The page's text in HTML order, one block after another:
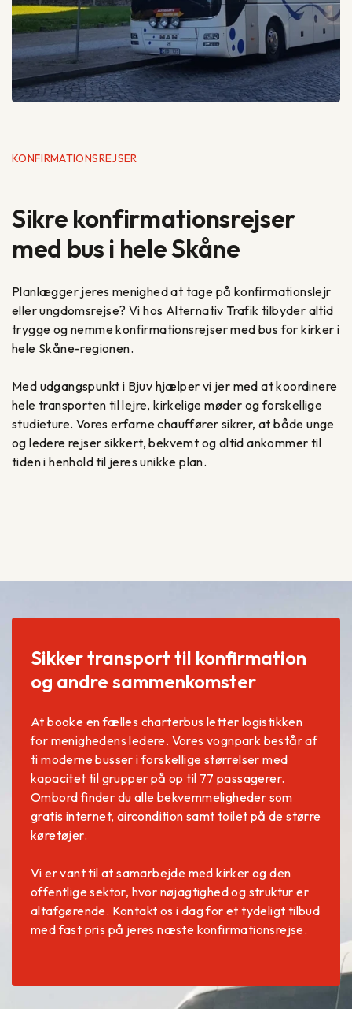
KONFIRMATIONSREJSER
Sikre konfirmationsrejser
med bus i hele Skåne
Planlægger jeres menighed at tage på konfirmationslejr
eller ungdomsrejse? Vi hos Alternativ Trafik tilbyder altid
trygge og nemme konfirmationsrejser med bus for kirker i
hele Skåne-regionen.
Med udgangspunkt i Bjuv hjælper vi jer med at koordinere
hele transporten til lejre, kirkelige møder og forskellige
studieture. Vores erfarne chauffører sikrer, at både unge
og ledere rejser sikkert, bekvemt og altid ankommer til
tiden i henhold til jeres unikke plan.
Sikker transport til konfirmation
og andre sammenkomster
At booke en fælles charterbus letter logistikken
for menighedens ledere. Vores vognpark består af
ti moderne busser i forskellige størrelser med
kapacitet til grupper på op til 77 passagerer.
Ombord finder du alle bekvemmeligheder som
gratis internet, aircondition samt toilet på de større
køretøjer.
Vi er vant til at samarbejde med kirker og den
offentlige sektor, hvor nøjagtighed og struktur er
altafgørende. Kontakt os i dag for et tydeligt tilbud
med fast pris på jeres næste konfirmationsrejse.